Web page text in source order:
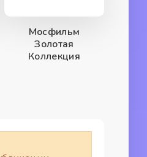
Мосфильм
Золотая
Коллекция